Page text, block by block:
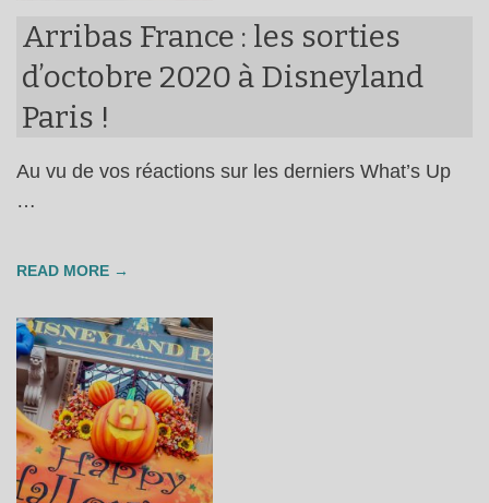
Arribas France : les sorties
d’octobre 2020 à Disneyland
Paris !
Au vu de vos réactions sur les derniers What’s Up
…
READ MORE →